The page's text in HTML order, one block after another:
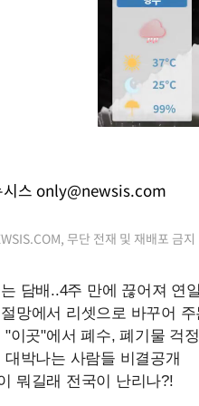
스 only@newsis.com
무단 전재 및 재배포 금지